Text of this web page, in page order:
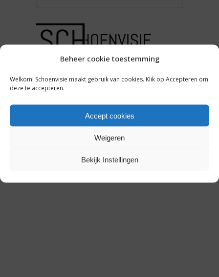
Beheer cookie toestemming
Welkom! Schoenvisie maakt gebruik van cookies. Klik op Accepteren om
deze te accepteren.
Accept cookies
Weigeren
Bekijk Instellingen
ONDERNEMEN
4X NIEUWE
SCHOENENMERKEN OP